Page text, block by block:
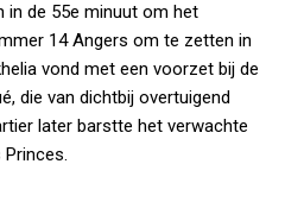
in de 55e minuut om het
14 Angers om te zetten in
vond met een voorzet bij de
die van dichtbij overtuigend
later barstte het verwachte